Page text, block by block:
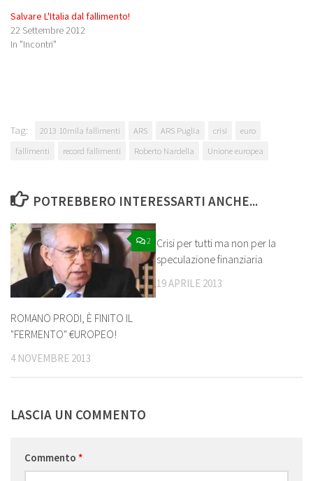
Salvare L'Italia dal fallimento!
22 Settembre 2012
In "Incontri"
Tag: 2013 10mila fallimenti ARS ARS Puglia crisi
euro
fallimenti
record fallimenti Roberto Nardella Unione europea
POTREBBERO INTERESSARTI ANCHE...
2
ROMANO PRODI, È FINITO IL
"FERMENTO" €UROPEO!
4 NOVEMBRE 2013
Crisi per tutti ma non per la
speculazione finanziaria
19 APRILE 2013
LASCIA UN COMMENTO
Commento *